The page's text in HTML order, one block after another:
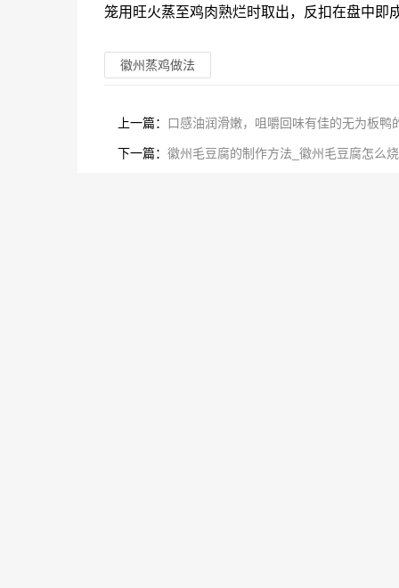
笼用旺火蒸至鸡肉熟烂时取出，反扣在盘中即
徽州蒸鸡做法
上一篇： 口感油润滑嫩，咀嚼回味有佳的无为板鸭
下一篇： 徽州毛豆腐的制作方法_徽州毛豆腐怎么